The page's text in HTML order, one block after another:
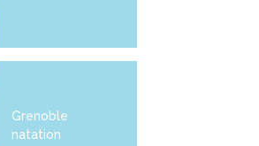
Grenoble
natation